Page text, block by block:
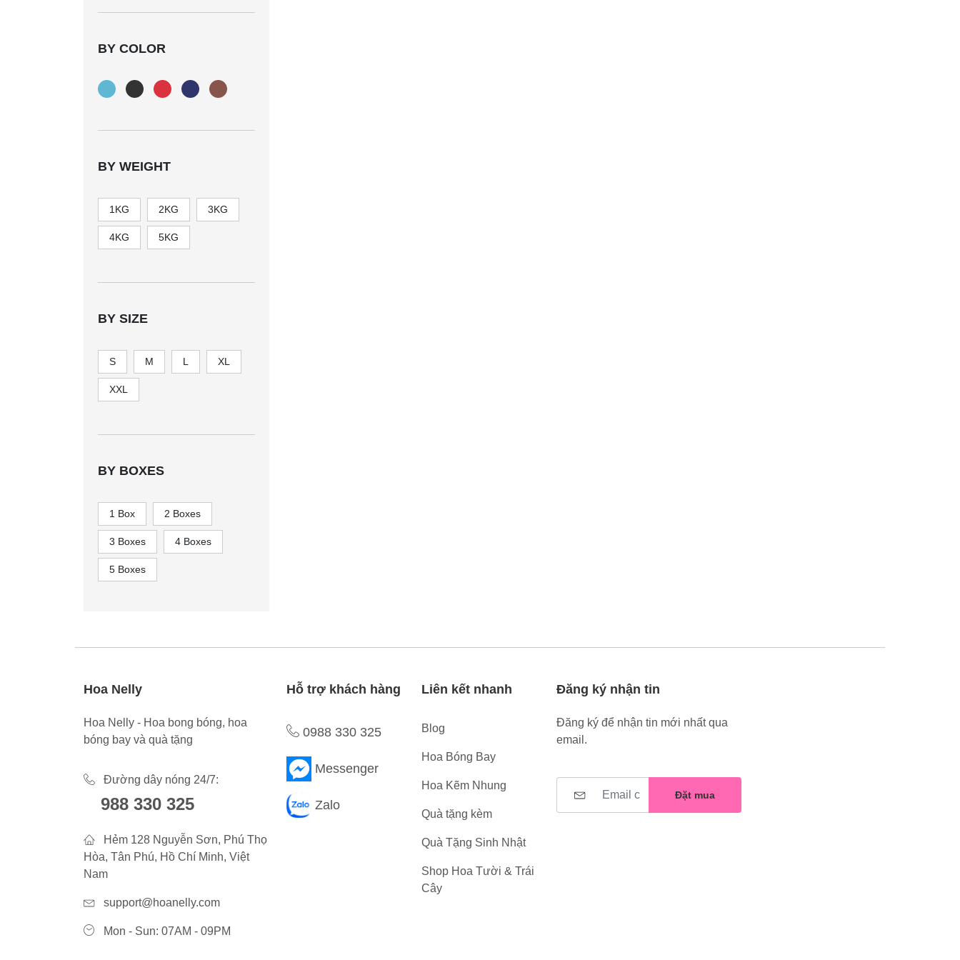
BY COLOR
BY WEIGHT
1KG 2KG 3KG
4KG 5KG
BY SIZE
S M L XL
XXL
BY BOXES
1 Box 2 Boxes
3 Boxes 4 Boxes
5 Boxes
Hoa Nelly
Hoa Nelly - Hoa bong bóng, hoa
bóng bay và quà tặng
Đường dây nóng 24/7:
988 330 325
Hẻm 128 Nguyễn Sơn, Phú Thọ
Hòa, Tân Phú, Hồ Chí Minh, Việt
Nam
support@hoanelly.com
Mon - Sun: 07AM - 09PM
Hỗ trợ khách hàng
0988 330 325
Messenger
Zalo
Liên kết nhanh
Blog
Hoa Bóng Bay
Hoa Kẽm Nhung
Quà tặng kèm
Quà Tặng Sinh Nhật
Shop Hoa Tười & Trái
Cây
Đăng ký nhận tin
Đăng ký để nhận tin mới nhất qua
email.
Đặt mua